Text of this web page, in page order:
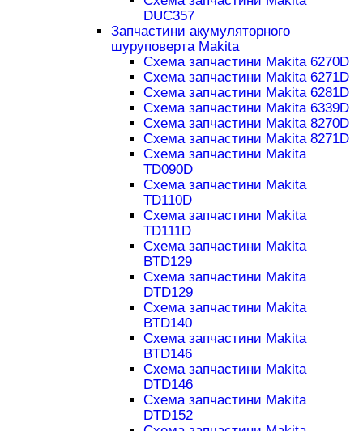
DUC357
Запчастини акумуляторного
шуруповерта Makita
Схема запчастини Makita 6270D
Схема запчастини Makita 6271D
Схема запчастини Makita 6281D
Схема запчастини Makita 6339D
Схема запчастини Makita 8270D
Схема запчастини Makita 8271D
Схема запчастини Makita
TD090D
Схема запчастини Makita
TD110D
Схема запчастини Makita
TD111D
Схема запчастини Makita
BTD129
Схема запчастини Makita
DTD129
Схема запчастини Makita
BTD140
Схема запчастини Makita
BTD146
Схема запчастини Makita
DTD146
Схема запчастини Makita
DTD152